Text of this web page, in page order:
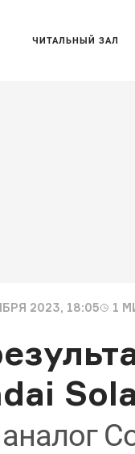
ЧИТАЛЬНЫЙ ЗАЛ
2023, 18:05 1